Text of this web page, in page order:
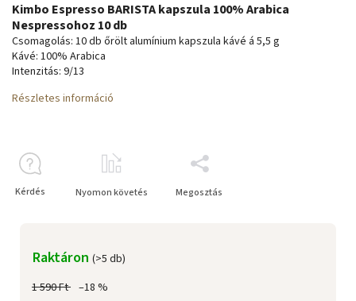
1 590 Ft –18 %
Raktáron (>5 db)
Kimbo Espresso BARISTA kapszula 100% Arabica
Nespressohoz 10 db
Csomagolás: 10 db őrölt alumínium kapszula kávé á 5,5 g
Kávé: 100% Arabica
Intenzitás: 9/13
Részletes információ
Kérdés Nyomon követés Megosztás